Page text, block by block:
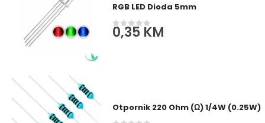
RGB LED Dioda 5mm
0out of 5
0,35KM
Otpornik 220 Ohm (Ω) 1/4W (0.25W)